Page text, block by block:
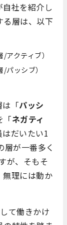
自社を紹介し
る層は、以下
クティブ）
パッシブ）
は「パッシ
「ネガティ
だいたい1
が一番多く
が、そもそ
無理には動か
て働きかけ